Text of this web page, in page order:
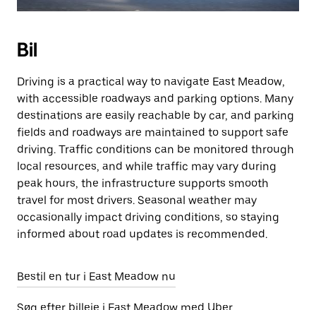
Bil
Driving is a practical way to navigate East Meadow,
with accessible roadways and parking options. Many
destinations are easily reachable by car, and parking
fields and roadways are maintained to support safe
driving. Traffic conditions can be monitored through
local resources, and while traffic may vary during
peak hours, the infrastructure supports smooth
travel for most drivers. Seasonal weather may
occasionally impact driving conditions, so staying
informed about road updates is recommended.
Bestil en tur i East Meadow nu